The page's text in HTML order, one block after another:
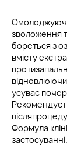
зволоження
бореться з
вмісту
усуває
Формула
застосуванні.